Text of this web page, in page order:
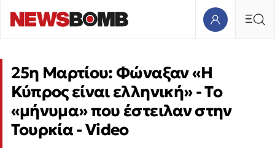
25η Μαρτίου: Φώναξαν «Η
Κύπρος είναι ελληνική» - Το
«μήνυμα» που έστειλαν στην
Τουρκία - Video